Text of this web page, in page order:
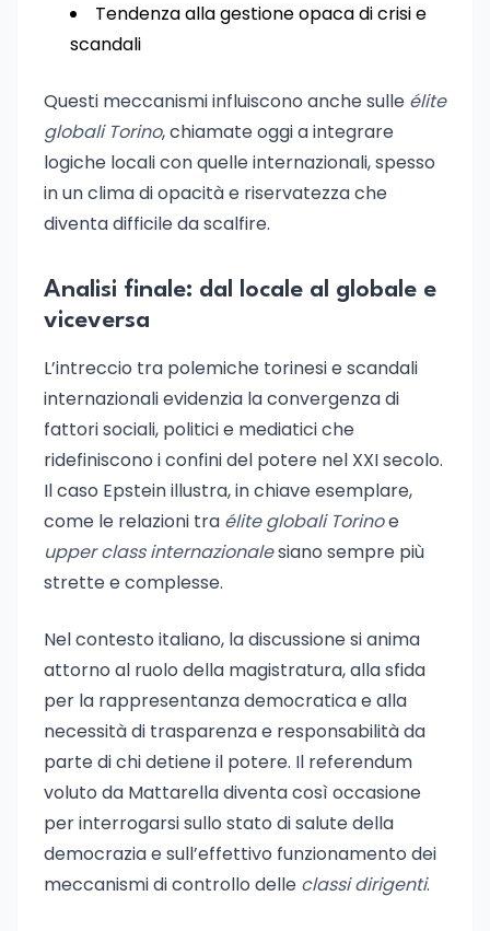
Tendenza alla gestione opaca di crisi e
scandali
Questi meccanismi influiscono anche sulle élite
globali Torino, chiamate oggi a integrare
logiche locali con quelle internazionali, spesso
in un clima di opacità e riservatezza che
diventa difficile da scalfire.
Analisi finale: dal locale al globale e
viceversa
L’intreccio tra polemiche torinesi e scandali
internazionali evidenzia la convergenza di
fattori sociali, politici e mediatici che
ridefiniscono i confini del potere nel XXI secolo.
Il caso Epstein illustra, in chiave esemplare,
come le relazioni tra élite globali Torinoe
upper class internazionalesiano sempre più
strette e complesse.
Nel contesto italiano, la discussione si anima
attorno al ruolo della magistratura, alla sfida
per la rappresentanza democratica e alla
necessità di trasparenza e responsabilità da
parte di chi detiene il potere. Il referendum
voluto da Mattarella diventa così occasione
per interrogarsi sullo stato di salute della
democrazia e sull’effettivo funzionamento dei
meccanismi di controllo delle classi dirigenti.